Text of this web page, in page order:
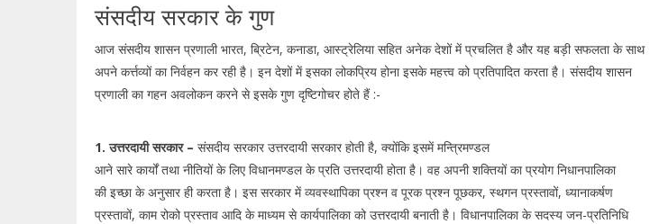
संसदीय सरकार के गुण
आज संसदीय शासन प्रणाली भारत, ब्रिटेन, कनाडा, आस्ट्रेलिया सहित अनेक देशों में प्रचलित है और यह बड़ी सफलता के साथ
अपने कर्त्तव्यों का निर्वहन कर रही है। इन देशों में इसका लोकप्रिय होना इसके महत्त्व को प्रतिपादित करता है। संसदीय शासन
प्रणाली का गहन अवलोकन करने से इसके गुण दृष्टिगोचर होते हैं :-
1. उत्तरदायी सरकार – संसदीय सरकार उत्तरदायी सरकार होती है, क्योंकि इसमें मन्त्रिमण्डल
आने सारे कार्यों तथा नीतियों के लिए विधानमण्डल के प्रति उत्तरदायी होता है। वह अपनी शक्तियों का प्रयोग निधानपालिका
की इच्छा के अनुसार ही करता है। इस सरकार में व्यवस्थापिका प्रश्न व पूरक प्रश्न पूछकर, स्थगन प्रस्तावों, ध्यानाकर्षण
प्रस्तावों, काम रोको प्रस्ताव आदि के माध्यम से कार्यपालिका को उत्तरदायी बनाती है। विधानपालिका के सदस्य जन-प्रतिनिधि